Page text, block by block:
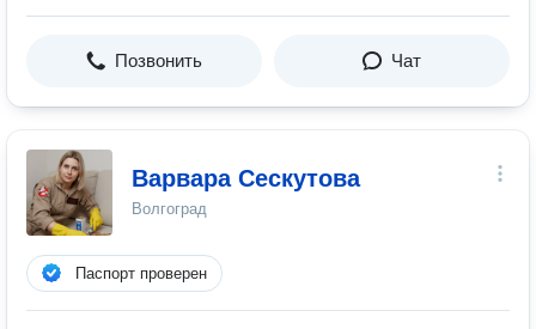
Позвонить Чат
Варвара Сескутова
Волгоград
Паспорт проверен